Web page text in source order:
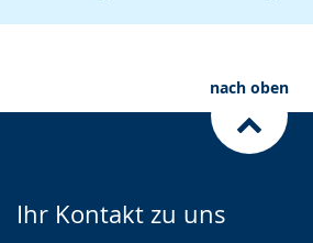
nach oben
Ihr Kontakt zu uns